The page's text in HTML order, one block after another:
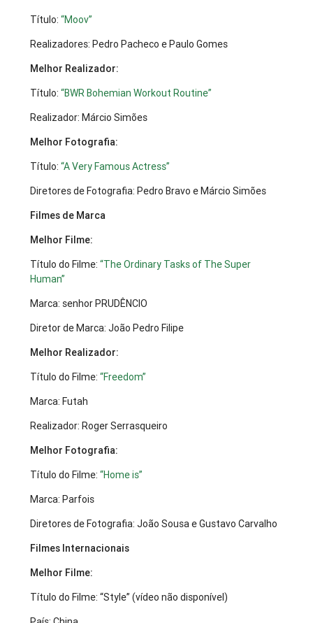
Título:“Moov”
Realizadores: Pedro Pacheco e Paulo Gomes
Melhor Realizador:
Título:“BWR Bohemian Workout Routine”
Realizador: Márcio Simões
Melhor Fotografia:
Título:“A Very Famous Actress”
Diretores de Fotografia: Pedro Bravo e Márcio Simões
Filmes de Marca
Melhor Filme:
Título do Filme:“The Ordinary Tasks of The Super
Human”
Marca: senhor PRUDÊNCIO
Diretor de Marca: João Pedro Filipe
Melhor Realizador:
Título do Filme:“Freedom”
Marca: Futah
Realizador: Roger Serrasqueiro
Melhor Fotografia:
Título do Filme:“Home is”
Marca: Parfois
Diretores de Fotografia: João Sousa e Gustavo Carvalho
Filmes Internacionais
Melhor Filme:
Título do Filme: “Style” (vídeo não disponível)